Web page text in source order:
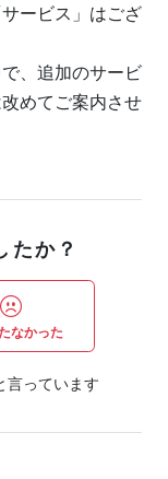
ービス」はござ
、追加のサービ
めてご案内させ
たか？
なかった
言っています